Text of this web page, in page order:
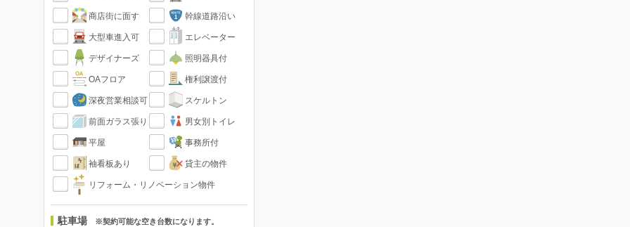
商店街に面す 幹線道路沿い
大型車進入可 エレベーター
デザイナーズ 照明器具付
OAフロア 権利譲渡付
深夜営業相談可 スケルトン
前面ガラス張り 男女別トイレ
平屋 事務所付
袖看板あり 貸主の物件
リフォーム・リノベーション物件
駐車場 ※契約可能な空き台数になります。